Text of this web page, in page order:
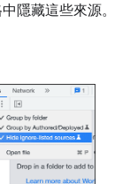
隱藏這些來源。